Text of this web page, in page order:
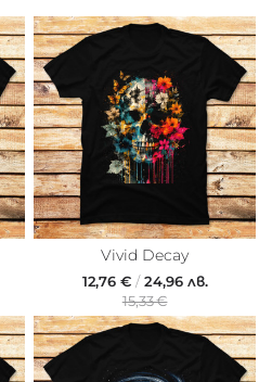
Vivid Decay
12,76 €/24,96 лв.
15,33 €